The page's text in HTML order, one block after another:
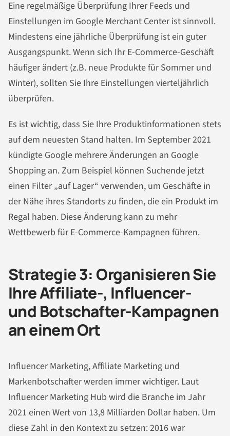
Eine regelmäßige Überprüfung Ihrer Feeds und
Einstellungen im Google Merchant Center ist sinnvoll.
Mindestens eine jährliche Überprüfung ist ein guter
Ausgangspunkt. Wenn sich Ihr E-Commerce-Geschäft
häufiger ändert (z.B. neue Produkte für Sommer und
Winter), sollten Sie Ihre Einstellungen vierteljährlich
überprüfen.
Es ist wichtig, dass Sie Ihre Produktinformationen stets
auf dem neuesten Stand halten. Im September 2021
kündigte Google mehrere Änderungen an Google
Shopping an. Zum Beispiel können Suchende jetzt
einen Filter „auf Lager“ verwenden, um Geschäfte in
der Nähe ihres Standorts zu finden, die ein Produkt im
Regal haben. Diese Änderung kann zu mehr
Wettbewerb für E-Commerce-Kampagnen führen.
Strategie 3: Organisieren Sie
Ihre Affiliate-, Influencer-
und Botschafter-Kampagnen
an einem Ort
Influencer Marketing, Affiliate Marketing und
Markenbotschafter werden immer wichtiger. Laut
Influencer Marketing Hub wird die Branche im Jahr
2021 einen Wert von 13,8 Milliarden Dollar haben. Um
diese Zahl in den Kontext zu setzen: 2016 war